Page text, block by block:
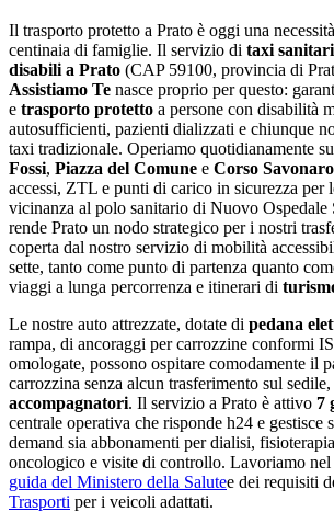
Il trasporto protetto a Prato è oggi una
centinaia di famiglie. Il servizio di taxi
disabili a Prato (CAP 59100, provincia di
Assistiamo Te nasce proprio per questo:
e trasporto protetto a persone con disabilità
autosufficienti, pazienti dializzati e chiunque
taxi tradizionale. Operiamo quotidianamente
Fossi, Piazza del Comune e Corso
accessi, ZTL e punti di carico in sicurezza per
vicinanza al polo sanitario di Nuovo Ospedale
rende Prato un nodo strategico per i nostri
coperta dal nostro servizio di mobilità
sette, tanto come punto di partenza quanto
viaggi a lunga percorrenza e itinerari di
Le nostre auto attrezzate, dotate di pedana
rampa, di ancoraggi per carrozzine conformi
omologate, possono ospitare comodamente il
carrozzina senza alcun trasferimento sul
accompagnatori. Il servizio a Prato è attivo 7
centrale operativa che risponde h24 e gestisce
demand sia abbonamenti per dialisi,
oncologico e visite di controllo. Lavoriamo nel
guida del Ministero della Salutee dei requisiti
Trasporti per i veicoli adattati.